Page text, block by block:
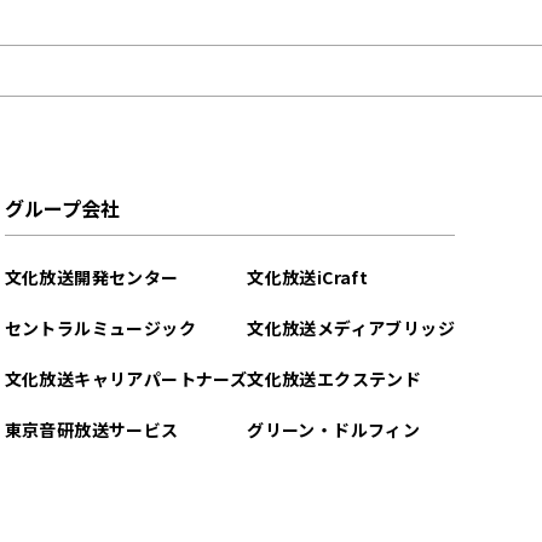
グループ会社
文化放送開発センター
セントラルミュージック
文化放送キャリアパートナーズ
東京音研放送サービス
文化放送iCraft
文化放送メディアブリッジ
文化放送エクステンド
グリーン・ドルフィン